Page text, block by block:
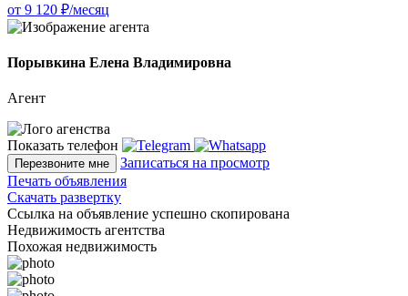
от 9 120 ₽/месяц
Порывкина Елена Владимировна
Агент
Показать телефон
Перезвоните мне
Записаться на просмотр
Печать объявления
Скачать развертку
Ссылка на объявление успешно скопирована
Недвижимость агентства
Похожая недвижимость